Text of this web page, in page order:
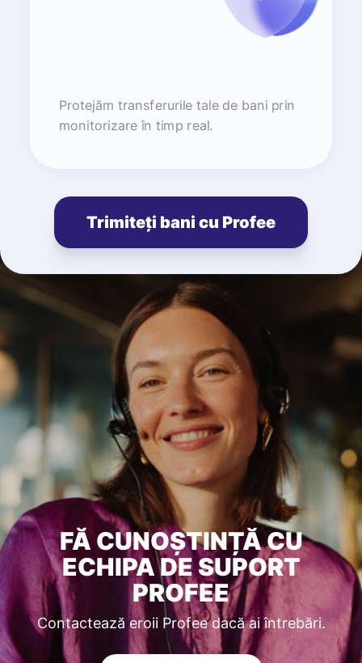
Protejăm transferurile tale de bani prin
monitorizare în timp real.
Trimiteți bani cu Profee
FĂ CUNOȘTINȚĂ CU
ECHIPA DE SUPORT
PROFEE
Contactează eroii Profee dacă ai întrebări.